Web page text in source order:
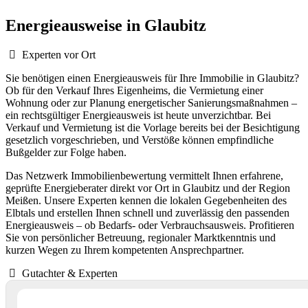
Energieausweise in Glaubitz
Experten vor Ort
Sie benötigen einen Energieausweis für Ihre Immobilie in Glaubitz?
Ob für den Verkauf Ihres Eigenheims, die Vermietung einer
Wohnung oder zur Planung energetischer Sanierungsmaßnahmen –
ein rechtsgültiger Energieausweis ist heute unverzichtbar. Bei
Verkauf und Vermietung ist die Vorlage bereits bei der Besichtigung
gesetzlich vorgeschrieben, und Verstöße können empfindliche
Bußgelder zur Folge haben.
Das Netzwerk Immobilienbewertung vermittelt Ihnen erfahrene,
geprüfte Energieberater direkt vor Ort in Glaubitz und der Region
Meißen. Unsere Experten kennen die lokalen Gegebenheiten des
Elbtals und erstellen Ihnen schnell und zuverlässig den passenden
Energieausweis – ob Bedarfs- oder Verbrauchsausweis. Profitieren
Sie von persönlicher Betreuung, regionaler Marktkenntnis und
kurzen Wegen zu Ihrem kompetenten Ansprechpartner.
Gutachter & Experten